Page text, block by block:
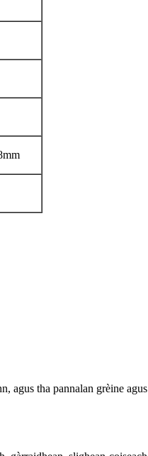
tha pannalan grèine